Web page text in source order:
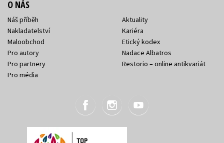
O NÁS
Náš příběh
Nakladatelství
Maloobchod
Pro autory
Pro partnery
Pro média
Aktuality
Kariéra
Etický kodex
Nadace Albatros
Restorio – online antikvariát